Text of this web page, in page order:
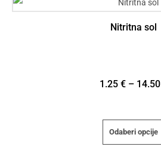
Nitritna sol
1.25 € – 14.50
Odaberi opcije